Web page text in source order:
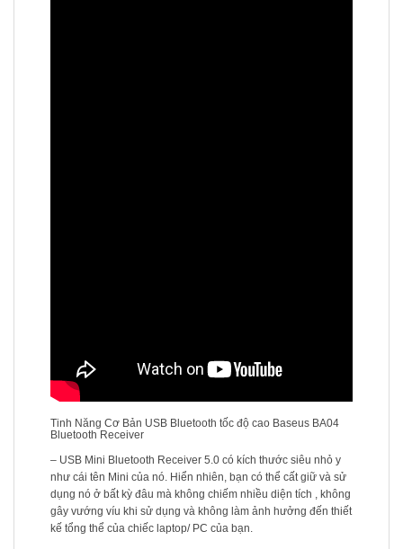
Tinh Năng Cơ Bản USB Bluetooth tốc độ cao Baseus BA04
Bluetooth Receiver
– USB Mini Bluetooth Receiver 5.0 có kích thước siêu nhỏ y
như cái tên Mini của nó. Hiển nhiên, bạn có thể cất giữ và sử
dụng nó ở bất kỳ đâu mà không chiếm nhiều diện tích , không
gây vướng víu khi sử dụng và không làm ảnh hưởng đến thiết
kế tổng thể của chiếc laptop/ PC của bạn.